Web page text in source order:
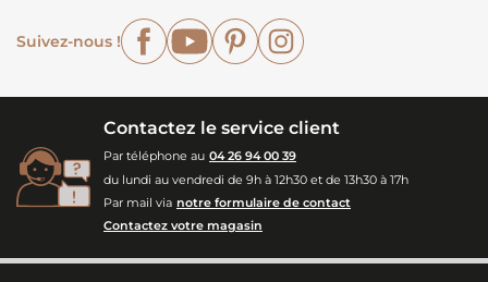
Suivez-nous !
FacebookYouTubePinterest
Contactez le service client
Par téléphone au 04 26 94 00 39
du lundi au vendredi de 9h à 12h30 et de 13h30 à 17h
Par mail via notre formulaire de contact
Contactez votre magasin